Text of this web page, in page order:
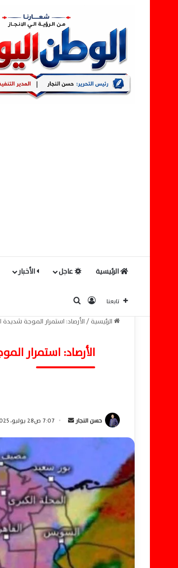
الرئيسية عاجل الأخبار
تابعنا تسجيل الدخول
الرئيسية/الأرصاد: استمرار الموجة
الأرصاد: استمرار
حسن النجار
ب
ر
ي
د
ا
إ
ل
ك
ت
7:07 ص28 يوليو، 2025